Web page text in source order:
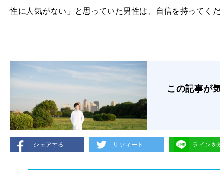
性に人気がない」と思っていた男性は、自信を持ってく
この記事が
シェアする リツィート ラインを